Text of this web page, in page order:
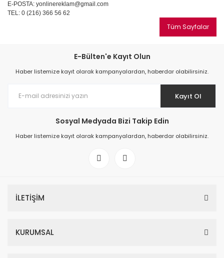
E-POSTA: yonlinereklam@gmail.com
TEL: 0 (216) 366 56 62
Tüm Sayfalar
E-Bülten'e Kayıt Olun
Haber listemize kayıt olarak kampanyalardan, haberdar olabilirsiniz.
Kayıt Ol
Sosyal Medyada Bizi Takip Edin
Haber listemize kayıt olarak kampanyalardan, haberdar olabilirsiniz.
İLETİŞİM
KURUMSAL